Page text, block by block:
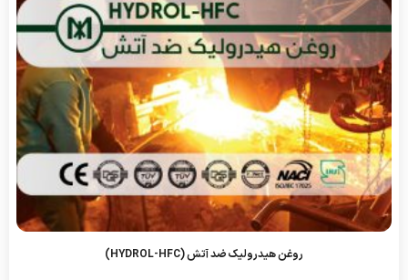
روغن هیدرولیک ضد آتش (HYDROL-HFC)